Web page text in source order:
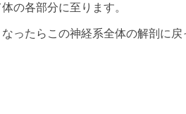
の各部分に至ります。
ったらこの神経系全体の解剖に戻